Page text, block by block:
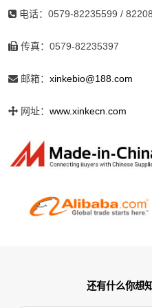
电话：0579-82235599 /
传真：0579-82235397
邮箱： xinkebio@188.com
网址： www.xinkecn.com
还有什么你想